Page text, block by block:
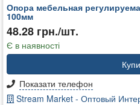
Опора мебельная
100мм
48.28 грн./шт.
Є в наявності
Показати телефон
Stream Market - Оптовый